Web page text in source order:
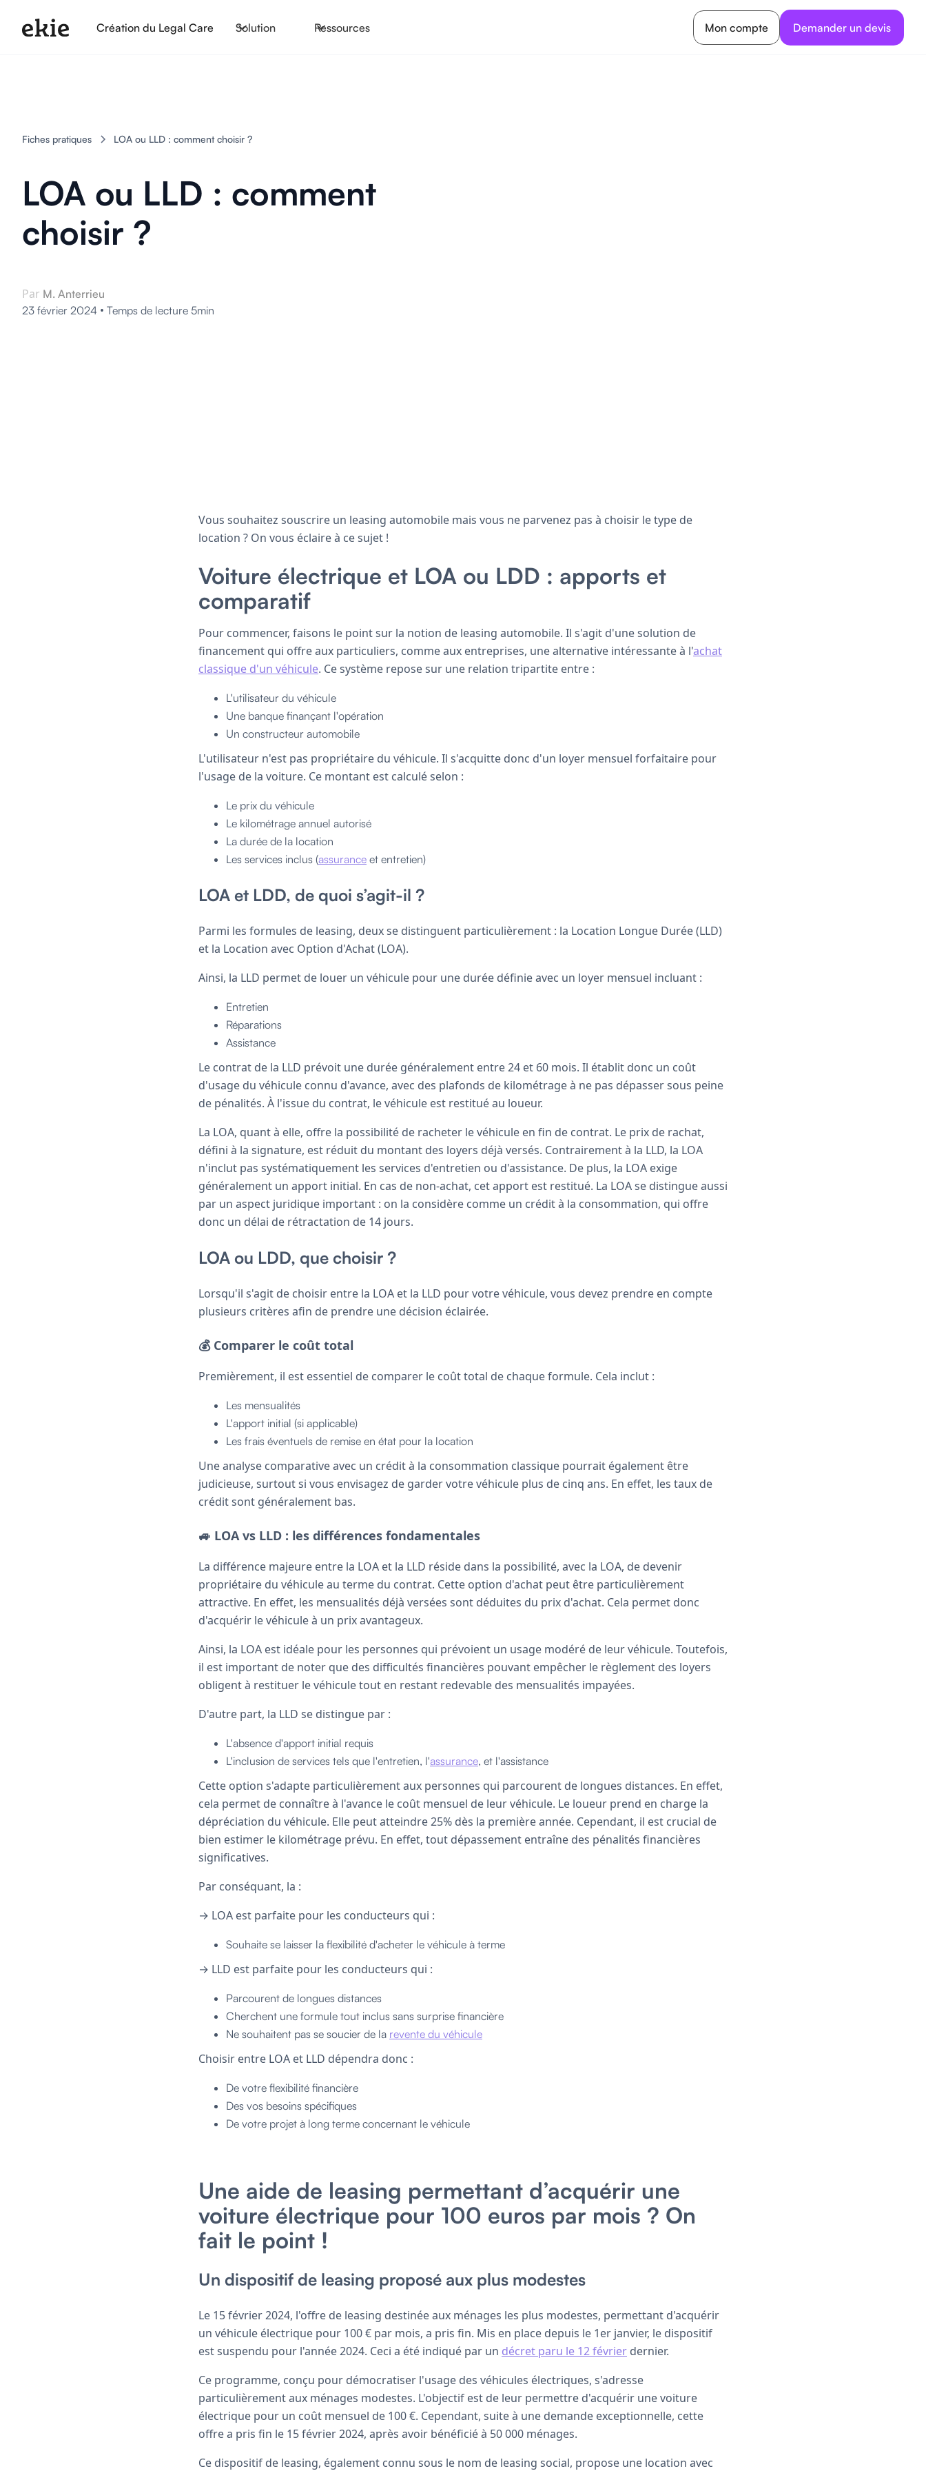
Création du Legal Care Solution Ressources Mon compte Demander un devis
Fiches pratiques LOA ou LLD : comment choisir ?
LOA ou LLD : comment
choisir ?
Par M. Anterrieu
23 février 2024 • Temps de lecture 5min
Vous souhaitez souscrire un leasing automobile mais vous ne parvenez pas à choisir le type de
location ? On vous éclaire à ce sujet !
Voiture électrique et LOA ou LDD : apports et
comparatif
Pour commencer, faisons le point sur la notion de leasing automobile. Il s'agit d'une solution de
financement qui offre aux particuliers, comme aux entreprises, une alternative intéressante à l'achat
classique d'un véhicule. Ce système repose sur une relation tripartite entre :
L'utilisateur du véhicule
Une banque finançant l'opération
Un constructeur automobile
L'utilisateur n'est pas propriétaire du véhicule. Il s'acquitte donc d'un loyer mensuel forfaitaire pour
l'usage de la voiture. Ce montant est calculé selon :
Le prix du véhicule
Le kilométrage annuel autorisé
La durée de la location
Les services inclus (assurance et entretien)
LOA et LDD, de quoi s’agit-il ?
Parmi les formules de leasing, deux se distinguent particulièrement : la Location Longue Durée (LLD)
et la Location avec Option d'Achat (LOA).
Ainsi, la LLD permet de louer un véhicule pour une durée définie avec un loyer mensuel incluant :
Entretien
Réparations
Assistance
Le contrat de la LLD prévoit une durée généralement entre 24 et 60 mois. Il établit donc un coût
d'usage du véhicule connu d'avance, avec des plafonds de kilométrage à ne pas dépasser sous peine
de pénalités. À l'issue du contrat, le véhicule est restitué au loueur.
La LOA, quant à elle, offre la possibilité de racheter le véhicule en fin de contrat. Le prix de rachat,
défini à la signature, est réduit du montant des loyers déjà versés. Contrairement à la LLD, la LOA
n'inclut pas systématiquement les services d'entretien ou d'assistance. De plus, la LOA exige
généralement un apport initial. En cas de non-achat, cet apport est restitué. La LOA se distingue aussi
par un aspect juridique important : on la considère comme un crédit à la consommation, qui offre
donc un délai de rétractation de 14 jours.
LOA ou LDD, que choisir ?
Lorsqu'il s'agit de choisir entre la LOA et la LLD pour votre véhicule, vous devez prendre en compte
plusieurs critères afin de prendre une décision éclairée.
💰 Comparer le coût total
Premièrement, il est essentiel de comparer le coût total de chaque formule. Cela inclut :
Les mensualités
L'apport initial (si applicable)
Les frais éventuels de remise en état pour la location
Une analyse comparative avec un crédit à la consommation classique pourrait également être
judicieuse, surtout si vous envisagez de garder votre véhicule plus de cinq ans. En effet, les taux de
crédit sont généralement bas.
🚙 LOA vs LLD : les différences fondamentales
La différence majeure entre la LOA et la LLD réside dans la possibilité, avec la LOA, de devenir
propriétaire du véhicule au terme du contrat. Cette option d'achat peut être particulièrement
attractive. En effet, les mensualités déjà versées sont déduites du prix d'achat. Cela permet donc
d'acquérir le véhicule à un prix avantageux.
Ainsi, la LOA est idéale pour les personnes qui prévoient un usage modéré de leur véhicule. Toutefois,
il est important de noter que des difficultés financières pouvant empêcher le règlement des loyers
obligent à restituer le véhicule tout en restant redevable des mensualités impayées.
D'autre part, la LLD se distingue par :
L'absence d'apport initial requis
L'inclusion de services tels que l'entretien, l'assurance, et l'assistance
Cette option s'adapte particulièrement aux personnes qui parcourent de longues distances. En effet,
cela permet de connaître à l'avance le coût mensuel de leur véhicule. Le loueur prend en charge la
dépréciation du véhicule. Elle peut atteindre 25% dès la première année. Cependant, il est crucial de
bien estimer le kilométrage prévu. En effet, tout dépassement entraîne des pénalités financières
significatives.
Par conséquant, la :
→ LOA est parfaite pour les conducteurs qui :
Souhaite se laisser la flexibilité d'acheter le véhicule à terme
→ LLD est parfaite pour les conducteurs qui :
Parcourent de longues distances
Cherchent une formule tout inclus sans surprise financière
Ne souhaitent pas se soucier de la revente du véhicule
Choisir entre LOA et LLD dépendra donc :
De votre flexibilité financière
Des vos besoins spécifiques
De votre projet à long terme concernant le véhicule
Une aide de leasing permettant d’acquérir une
voiture électrique pour 100 euros par mois ? On
fait le point !
Un dispositif de leasing proposé aux plus modestes
Le 15 février 2024, l'offre de leasing destinée aux ménages les plus modestes, permettant d'acquérir
un véhicule électrique pour 100 € par mois, a pris fin. Mis en place depuis le 1er janvier, le dispositif
est suspendu pour l'année 2024. Ceci a été indiqué par un décret paru le 12 février dernier.
Ce programme, conçu pour démocratiser l'usage des véhicules électriques, s'adresse
particulièrement aux ménages modestes. L'objectif est de leur permettre d'acquérir une voiture
électrique pour un coût mensuel de 100 €. Cependant, suite à une demande exceptionnelle, cette
offre a pris fin le 15 février 2024, après avoir bénéficié à 50 000 ménages.
Ce dispositif de leasing, également connu sous le nom de leasing social, propose une location avec